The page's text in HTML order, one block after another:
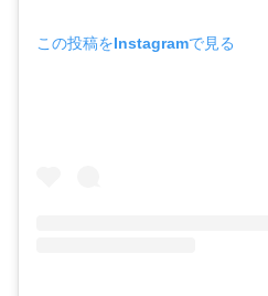
この投稿をInstagramで見る